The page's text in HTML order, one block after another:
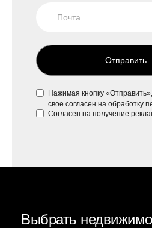
Отправить
Нажимая кнопку
свое согласен на обработку
Согласен на получение
Выбрать